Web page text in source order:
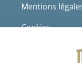
Mentions
Cookies
Protection des